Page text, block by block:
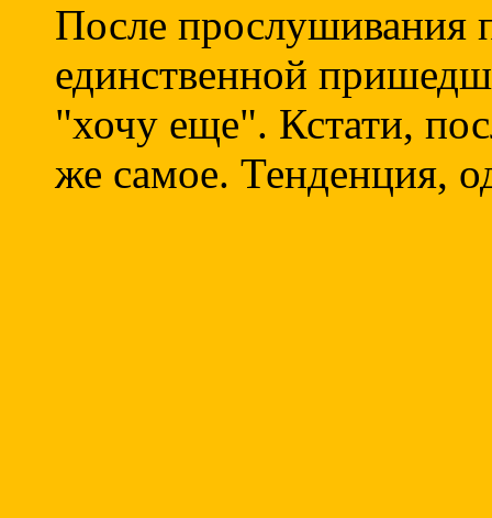
После прослушивания
единственной
"хочу еще". Кстати,
же самое. Тенденция,